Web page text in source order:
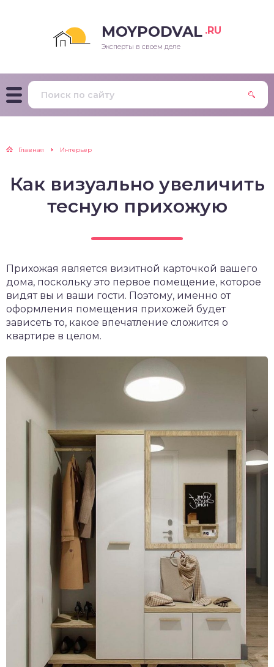
MOYPODVAL .RU
Эксперты в своем деле
Главная Интерьер
Как визуально увеличить
тесную прихожую
Прихожая является визитной карточкой вашего
дома, поскольку это первое помещение, которое
видят вы и ваши гости. Поэтому, именно от
оформления помещения прихожей будет
зависеть то, какое впечатление сложится о
квартире в целом.